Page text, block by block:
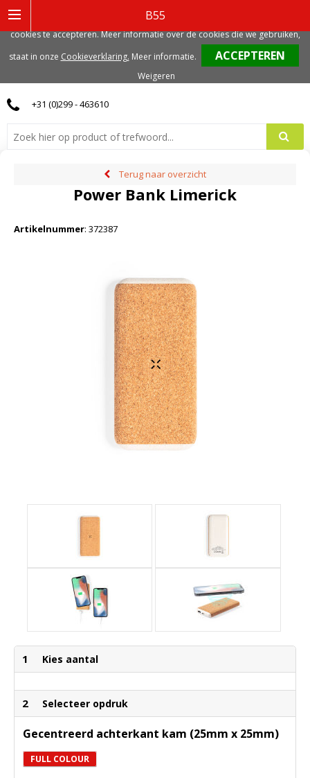
B55
0
+31 (0)299 - 463610
Terug naar overzicht
Power Bank Limerick
Artikelnummer: 372387
1 Kies aantal
2 Selecteer opdruk
Gecentreerd achterkant kam (25mm x 25mm)
FULL COLOUR
gerelateerde cookies. Voor de beste gebruikerservaring, adviseren we deze
cookies te accepteren. Meer informatie over de cookies die we gebruiken,
staat in onze Cookieverklaring. Meer informatie.
Weigeren